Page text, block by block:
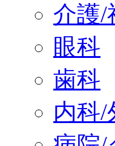
介護/
眼科
歯科
内科/